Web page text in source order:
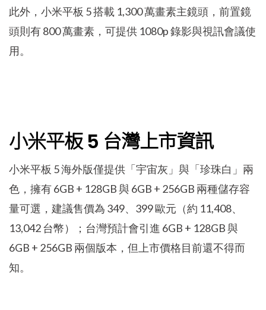
此外，小米平板 5 搭載 1,300 萬畫素主鏡頭，前置鏡
頭則有 800 萬畫素，可提供 1080p 錄影與視訊會議使
用。
小米平板 5 台灣上市資訊
小米平板 5 海外版僅提供「宇宙灰」與「珍珠白」兩
色，擁有 6GB + 128GB 與 6GB + 256GB 兩種儲存容
量可選，建議售價為 349、399 歐元（約 11,408、
13,042 台幣）；台灣預計會引進 6GB + 128GB 與
6GB + 256GB 兩個版本，但上市價格目前還不得而
知。